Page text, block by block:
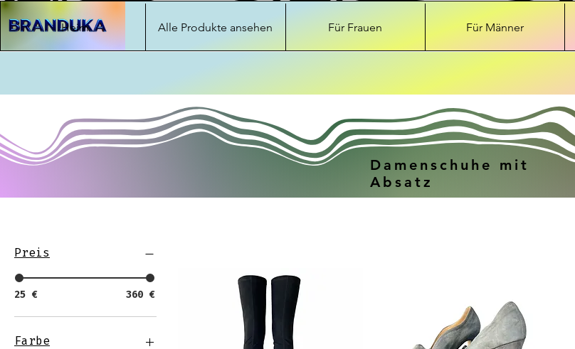
Heim Alle Produkte ansehen Für Frauen Für Männer
Damenschuhe mit
Absatz
Preis
25 € 360 €
Farbe